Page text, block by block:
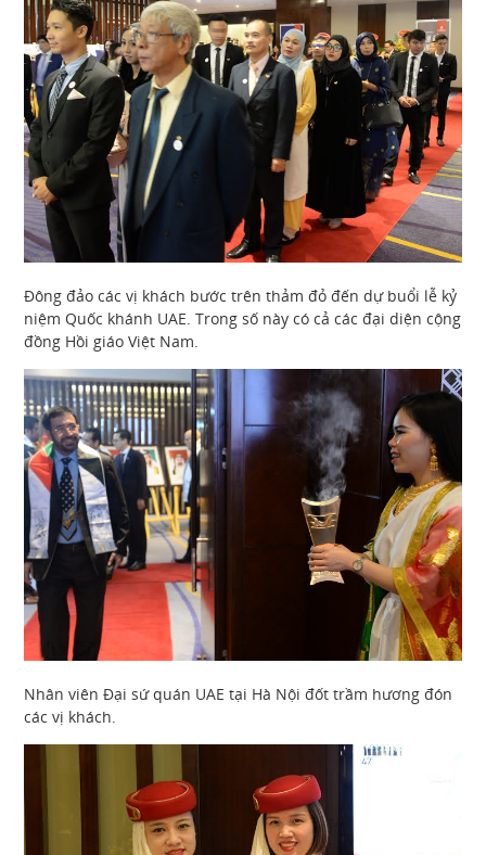
Đông đảo các vị khách bước trên thảm đỏ đến dự buổi lễ kỷ
niệm Quốc khánh UAE. Trong số này có cả các đại diện cộng
đồng Hồi giáo Việt Nam.
Nhân viên Đại sứ quán UAE tại Hà Nội đốt trầm hương đón
các vị khách.